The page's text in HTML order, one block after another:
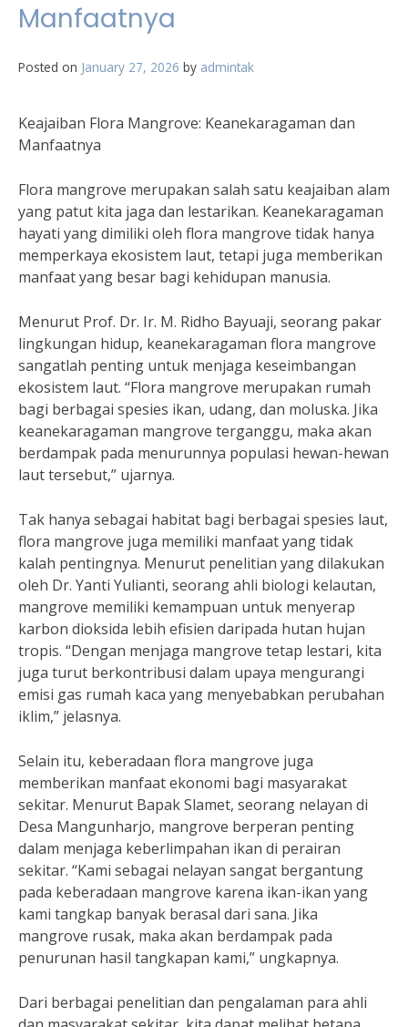
Manfaatnya
Posted on January 27, 2026 by admintak
Keajaiban Flora Mangrove: Keanekaragaman dan
Manfaatnya
Flora mangrove merupakan salah satu keajaiban alam
yang patut kita jaga dan lestarikan. Keanekaragaman
hayati yang dimiliki oleh flora mangrove tidak hanya
memperkaya ekosistem laut, tetapi juga memberikan
manfaat yang besar bagi kehidupan manusia.
Menurut Prof. Dr. Ir. M. Ridho Bayuaji, seorang pakar
lingkungan hidup, keanekaragaman flora mangrove
sangatlah penting untuk menjaga keseimbangan
ekosistem laut. “Flora mangrove merupakan rumah
bagi berbagai spesies ikan, udang, dan moluska. Jika
keanekaragaman mangrove terganggu, maka akan
berdampak pada menurunnya populasi hewan-hewan
laut tersebut,” ujarnya.
Tak hanya sebagai habitat bagi berbagai spesies laut,
flora mangrove juga memiliki manfaat yang tidak
kalah pentingnya. Menurut penelitian yang dilakukan
oleh Dr. Yanti Yulianti, seorang ahli biologi kelautan,
mangrove memiliki kemampuan untuk menyerap
karbon dioksida lebih efisien daripada hutan hujan
tropis. “Dengan menjaga mangrove tetap lestari, kita
juga turut berkontribusi dalam upaya mengurangi
emisi gas rumah kaca yang menyebabkan perubahan
iklim,” jelasnya.
Selain itu, keberadaan flora mangrove juga
memberikan manfaat ekonomi bagi masyarakat
sekitar. Menurut Bapak Slamet, seorang nelayan di
Desa Mangunharjo, mangrove berperan penting
dalam menjaga keberlimpahan ikan di perairan
sekitar. “Kami sebagai nelayan sangat bergantung
pada keberadaan mangrove karena ikan-ikan yang
kami tangkap banyak berasal dari sana. Jika
mangrove rusak, maka akan berdampak pada
penurunan hasil tangkapan kami,” ungkapnya.
Dari berbagai penelitian dan pengalaman para ahli